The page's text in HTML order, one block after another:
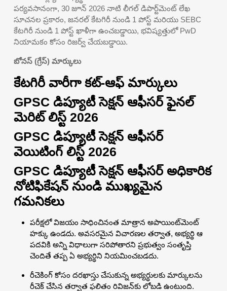
పర్యవసానంగా, 30 జూన్ 2026 నాటి లీగల్ డిపార్ట్‌మెంట్ లేఖ
సూచనల ప్రకారం, జనరల్ కేటగిరీ నుండి 1 పోస్ట్ మరియు SEBC
కేటగిరీ నుండి 1 పోస్ట్ ఖాళీగా ఉంచబడ్డాయి, భవిష్యత్తులో PwD
నియామకం కోసం రిజర్వ్ చేయబడ్డాయి.
బోనస్ (గ్రేస్) మార్కులు
కేటగిరీ వారీగా కట్-ఆఫ్ మార్కులు
GPSC డిప్యూటీ సెక్షన్ ఆఫీసర్ ఫైనల్
మెరిట్ లిస్ట్ 2026
GPSC డిప్యూటీ సెక్షన్ ఆఫీసర్
వెయిటింగ్ లిస్ట్ 2026
GPSC డిప్యూటీ సెక్షన్ ఆఫీసర్ అధికారిక
నోటిఫికేషన్ నుండి ముఖ్యమైన
గమనికలు
పరీక్షలో విజయం సాధించినంత మాత్రాన అపాయింట్‌మెంట్
హక్కు ఉండదు. అవసరమైన విచారణల తర్వాత, అభ్యర్థి ఆ
పదవికి అన్ని విధాలుగా సరిపోతారని ప్రభుత్వం సంతృప్తి
చెందితే తప్ప ఏ అభ్యర్థిని నియమించబడదు.
రీచెకింగ్ కోసం దరఖాస్తు చేసుకున్న అభ్యర్థులకు మార్కులను
రీచెక్ చేసిన తర్వాత ఫలితం రివిజన్‌కు లోబడి ఉంటుంది.